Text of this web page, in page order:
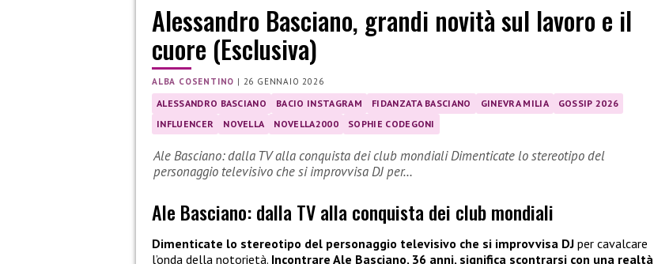
Alessandro Basciano, grandi novità sul lavoro e il
cuore (Esclusiva)
ALBA COSENTINO | 26 GENNAIO 2026
ALESSANDRO BASCIANO BACIO INSTAGRAM FIDANZATA BASCIANO GINEVRA MILIA
GOSSIP 2026
INFLUENCER
NOVELLA NOVELLA2000 SOPHIE CODEGONI
Ale Basciano: dalla TV alla conquista dei club mondiali Dimenticate lo stereotipo del
personaggio televisivo che si improvvisa DJ per…
Ale Basciano: dalla TV alla conquista dei club mondiali
Dimenticate lo stereotipo del personaggio televisivo che si improvvisa DJ per cavalcare
l’onda della notorietà. Incontrare Ale Basciano, 36 anni, significa scontrarsi con una realtà